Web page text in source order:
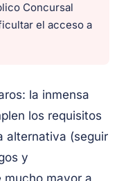
Concursal
el acceso a
la inmensa
los requisitos
alternativa (seguir
y